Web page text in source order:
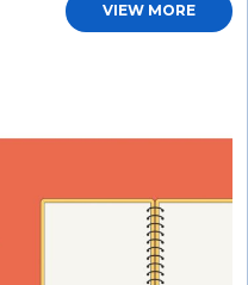
VIEW MORE